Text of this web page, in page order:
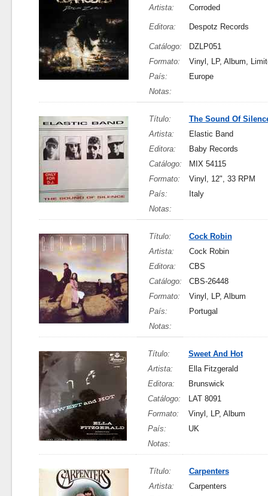
Artista:
Corroded
Editora: Despotz Records
Catálogo:
DZLP051
Formato:
Vinyl, LP, Album,
País:
Europe
Notas:
Título:
The Sound Of
Artista:
Elastic Band
Editora:
Baby Records
Catálogo:
MIX 54115
Formato:
Vinyl, 12", 33 RPM
País:
Italy
Notas:
Título:
Cock Robin
Artista:
Cock Robin
Editora:
CBS
Catálogo:
CBS-26448
Formato:
Vinyl, LP, Album
País:
Portugal
Notas:
Título:
Sweet And Hot
Artista:
Ella Fitzgerald
Editora:
Brunswick
Catálogo:
LAT 8091
Formato:
Vinyl, LP, Album
País:
UK
Notas:
Título:
Carpenters
Artista:
Carpenters